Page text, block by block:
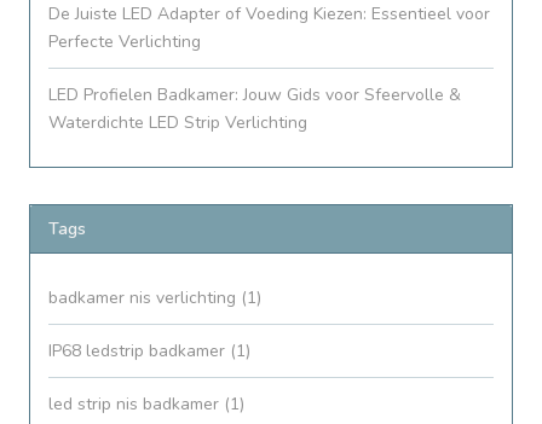
De Juiste LED Adapter of Voeding Kiezen: Essentieel voor
Perfecte Verlichting
LED Profielen Badkamer: Jouw Gids voor Sfeervolle &
Waterdichte LED Strip Verlichting
Tags
badkamer nis verlichting (1)
IP68 ledstrip badkamer (1)
led strip nis badkamer (1)